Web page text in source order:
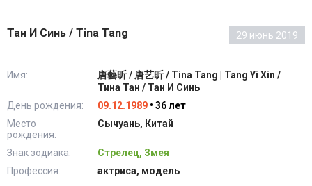
Тан И Синь / Tina Tang 29 июнь 2019
Имя:
唐藝昕 / 唐艺昕 / Tina Tang | Tang Yi Xin /
Тина Тан / Тан И Синь
День рождения:
09.12.1989 • 36 лет
Место
рождения:
Сычуань, Китай
Знак зодиака:
Стрелец, Змея
Профессия:
актриса, модель